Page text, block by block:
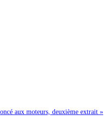
aux moteurs, deuxième extrait »